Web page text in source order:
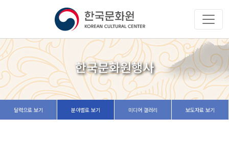
한국문화원행사
달력으로 보기 분야별로 보기 미디어 갤러리 보도자료 보기